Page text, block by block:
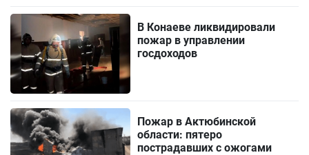
В Конаеве ликвидировали
пожар в управлении
госдоходов
Пожар в Актюбинской
области: пятеро
пострадавших с ожогами